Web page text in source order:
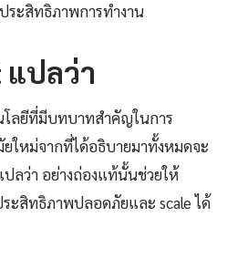
ระสิทธิภาพการทำงาน
แปลว่า
โลยีที่มีบทบาทสำคัญในการ
หม่จากที่ได้อธิบายมาทั้งหมดจะ
ปลว่า อย่างถ่องแท้นั้นช่วยให้
ะสิทธิภาพปลอดภัยและ scale ได้